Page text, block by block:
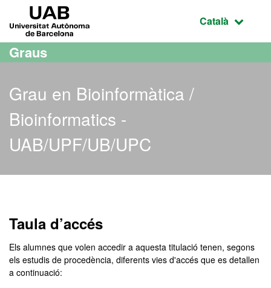
Ves al contingut principal
Ves a la navegació de la pàgina
Idioma
Català
Graus
Grau en Bioinformàtica /
Bioinformatics -
UAB/UPF/UB/UPC
Taula d’accés
Els alumnes que volen accedir a aquesta titulació tenen, segons
els estudis de procedència, diferents vies d'accés que es detallen
a continuació: